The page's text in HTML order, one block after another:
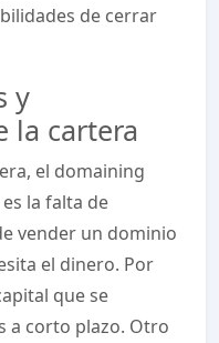
de cerrar
y
la cartera
el domaining
la falta de
vender un dominio
el dinero. Por
que se
a corto plazo. Otro